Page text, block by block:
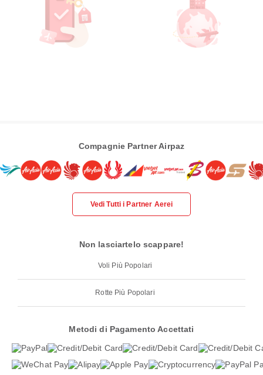
Compagnie Partner Airpaz
Vedi Tutti i Partner Aerei
Non lasciartelo scappare!
Voli Più Popolari
Rotte Più Popolari
Metodi di Pagamento Accettati